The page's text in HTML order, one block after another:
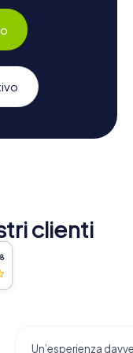
clienti
Un’esperienza